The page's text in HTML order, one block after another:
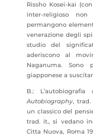
Rissho Kosei-kai
inter-religioso
permangono
venerazione degli
studio del
aderiscono al
Naganuma.
giapponese a
B.:
Autobiography, trad.
un classico del
trad. it., si vedano
Citta Nuova, Roma